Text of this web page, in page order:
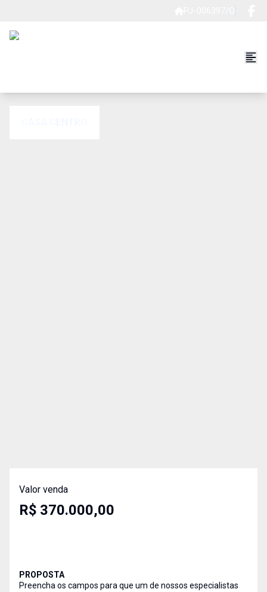
Valor venda
R$ 370.000,00
PROPOSTA
Preencha os campos para que um de nossos especialistas